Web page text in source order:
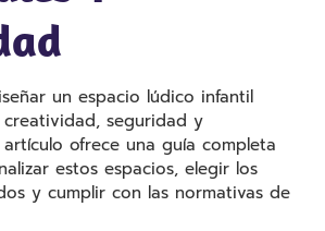
un espacio lúdico infantil
seguridad y
ofrece una guía completa
estos espacios, elegir los
y cumplir con las normativas de